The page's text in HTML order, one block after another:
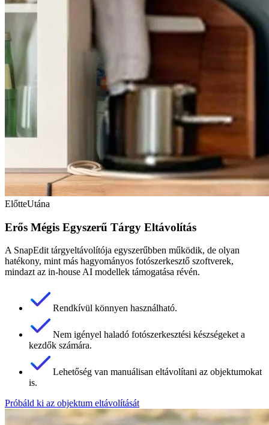
ElőtteUtána
Erős Mégis Egyszerű Tárgy Eltávolítás
A SnapEdit tárgyeltávolítója egyszerűbben működik, de olyan
hatékony, mint más hagyományos fotószerkesztő szoftverek,
mindazt az in-house AI modellek támogatása révén.
Rendkívül könnyen használható.
Nem igényel haladó fotószerkesztési készségeket a
kezdők számára.
Lehetőség van manuálisan eltávolítani az objektumokat
is.
Próbáld ki az objektum eltávolítását